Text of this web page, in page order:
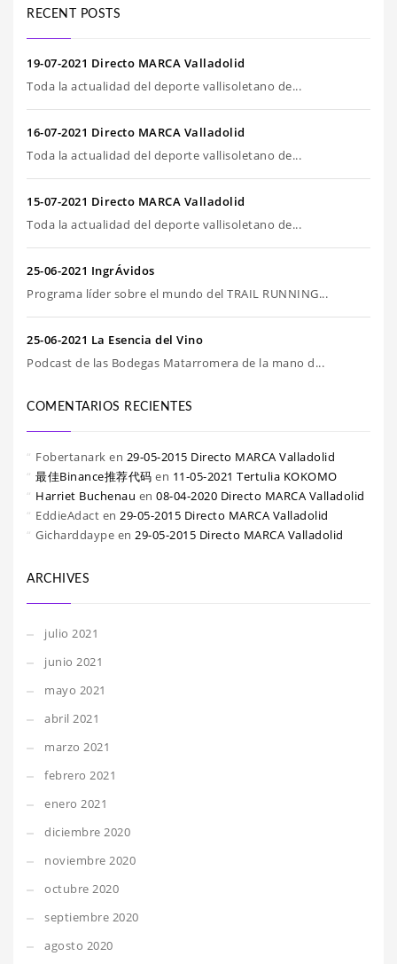
RECENT POSTS
19-07-2021 Directo MARCA Valladolid
Toda la actualidad del deporte vallisoletano de...
16-07-2021 Directo MARCA Valladolid
Toda la actualidad del deporte vallisoletano de...
15-07-2021 Directo MARCA Valladolid
Toda la actualidad del deporte vallisoletano de...
25-06-2021 IngrÁvidos
Programa líder sobre el mundo del TRAIL RUNNING...
25-06-2021 La Esencia del Vino
Podcast de las Bodegas Matarromera de la mano d...
COMENTARIOS RECIENTES
Fobertanark en 29-05-2015 Directo MARCA Valladolid
最佳Binance推荐代码 en 11-05-2021 Tertulia KOKOMO
Harriet Buchenau en 08-04-2020 Directo MARCA Valladolid
EddieAdact en 29-05-2015 Directo MARCA Valladolid
Gicharddaype en 29-05-2015 Directo MARCA Valladolid
ARCHIVES
julio 2021
junio 2021
mayo 2021
abril 2021
marzo 2021
febrero 2021
enero 2021
diciembre 2020
noviembre 2020
octubre 2020
septiembre 2020
agosto 2020